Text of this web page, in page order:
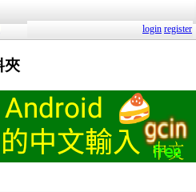
login register
夾